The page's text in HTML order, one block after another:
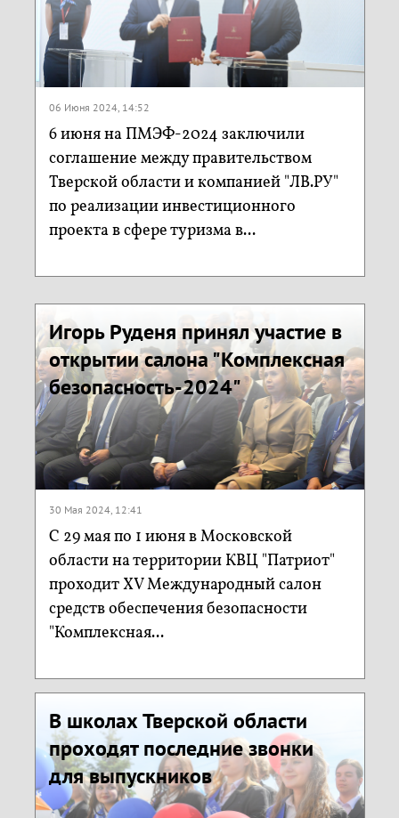
06 Июня 2024, 14:52
6 июня на ПМЭФ-2024 заключили
соглашение между правительством
Тверской области и компанией "ЛВ.РУ"
по реализации инвестиционного
проекта в сфере туризма в...
Игорь Руденя принял участие в
открытии салона "Комплексная
безопасность-2024"
30 Мая 2024, 12:41
С 29 мая по 1 июня в Московской
области на территории КВЦ "Патриот"
проходит XV Международный салон
средств обеспечения безопасности
"Комплексная...
В школах Тверской области
проходят последние звонки
для выпускников